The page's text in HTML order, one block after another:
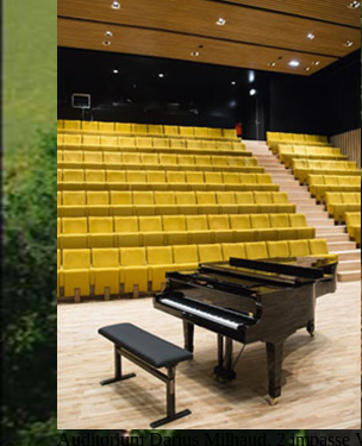
Auditorium Darius Milhaud, 2 impasse